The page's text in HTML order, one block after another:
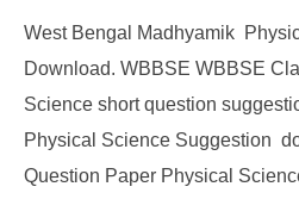
West Bengal Madhyamik
Download. WBBSE WBBSE
Science short question
Physical Science Suggestion
Question Paper Physical